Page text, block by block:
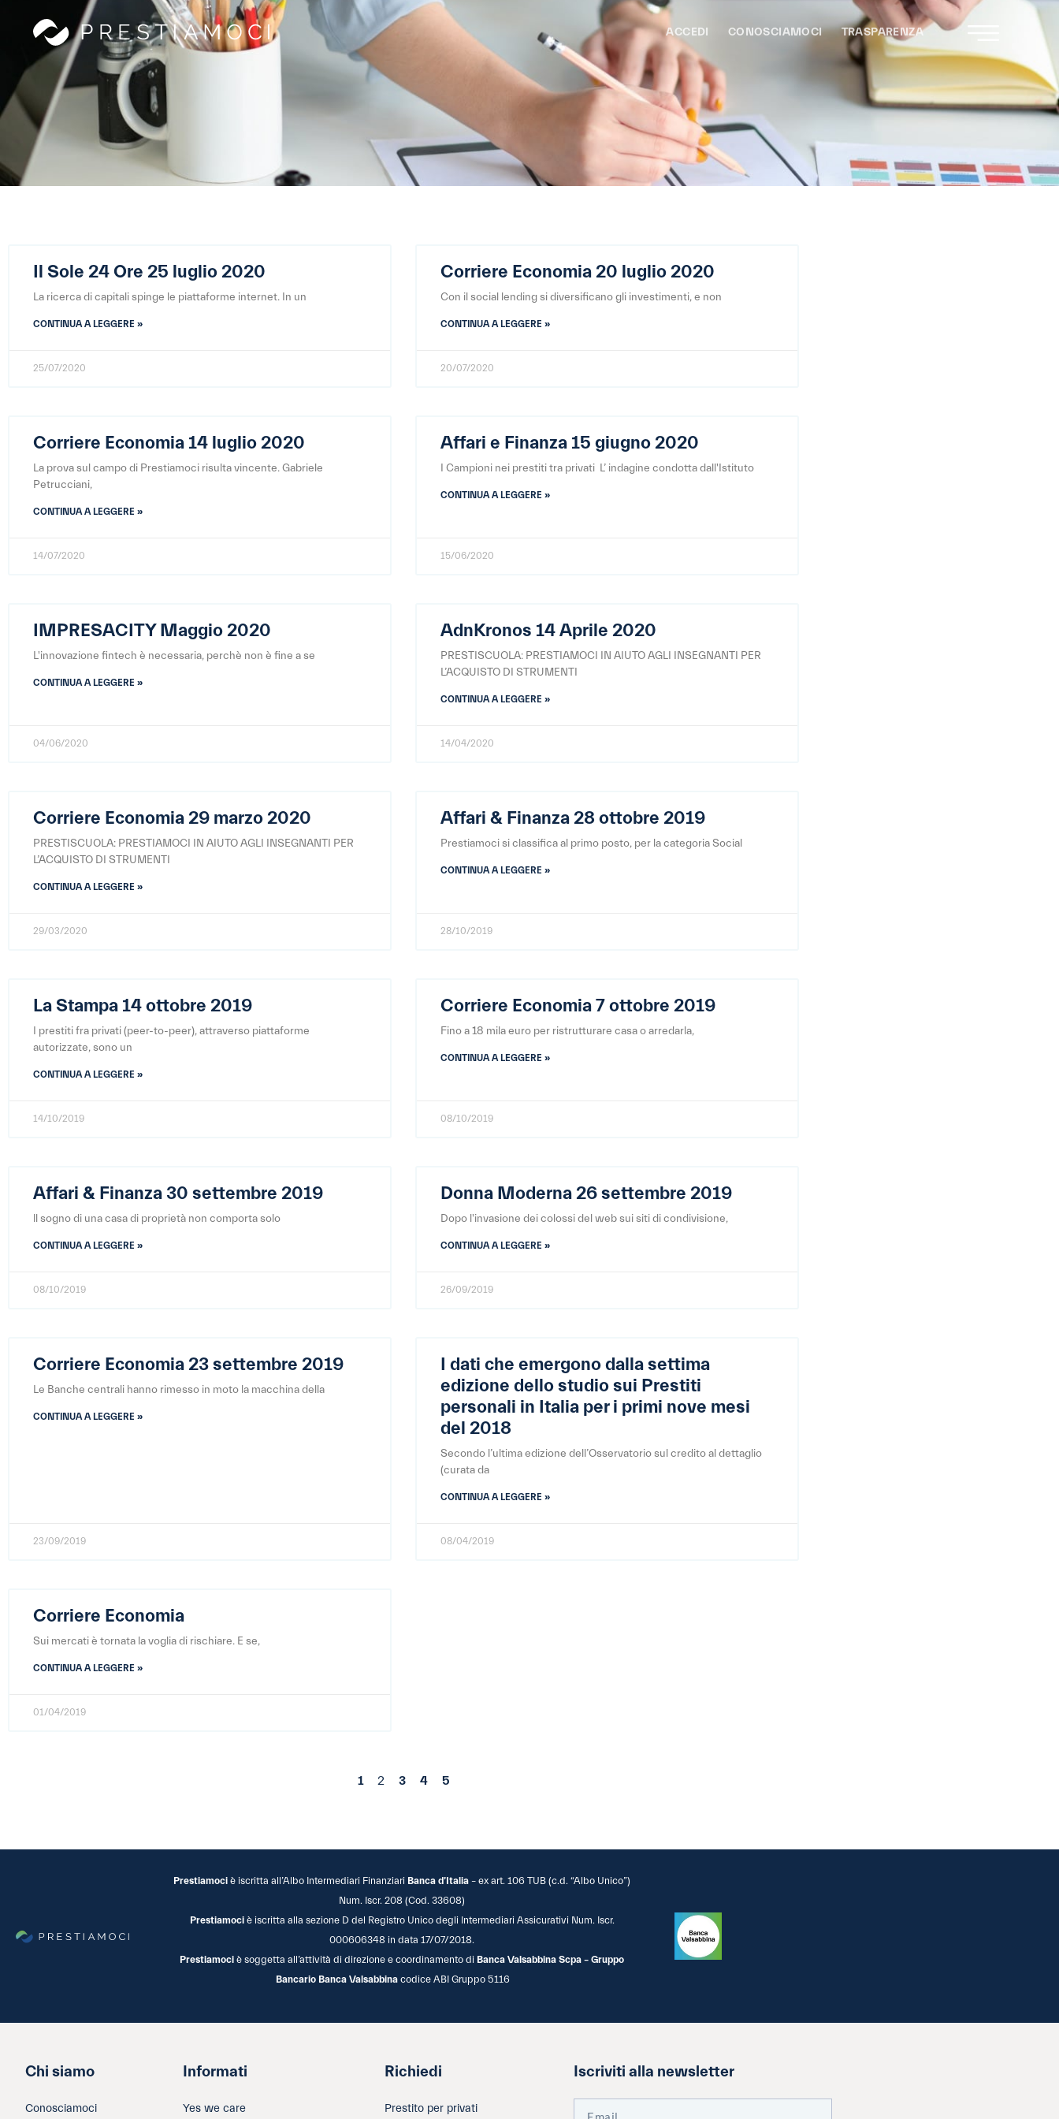
ACCEDI CONOSCIAMOCI TRASPARENZA
Il Sole 24 Ore 25 luglio 2020
La ricerca di capitali spinge le piattaforme internet. In un
CONTINUA A LEGGERE »
25/07/2020
Corriere Economia 20 luglio 2020
Con il social lending si diversificano gli investimenti, e non
CONTINUA A LEGGERE »
20/07/2020
Corriere Economia 14 luglio 2020
La prova sul campo di Prestiamoci risulta vincente. Gabriele
Petrucciani,
CONTINUA A LEGGERE »
14/07/2020
Affari e Finanza 15 giugno 2020
I Campioni nei prestiti tra privati L’ indagine condotta dall'Istituto
CONTINUA A LEGGERE »
15/06/2020
IMPRESACITY Maggio 2020
L'innovazione fintech è necessaria, perchè non è fine a se
CONTINUA A LEGGERE »
04/06/2020
AdnKronos 14 Aprile 2020
PRESTISCUOLA: PRESTIAMOCI IN AIUTO AGLI INSEGNANTI PER
L’ACQUISTO DI STRUMENTI
CONTINUA A LEGGERE »
14/04/2020
Corriere Economia 29 marzo 2020
PRESTISCUOLA: PRESTIAMOCI IN AIUTO AGLI INSEGNANTI PER
L’ACQUISTO DI STRUMENTI
CONTINUA A LEGGERE »
29/03/2020
Affari & Finanza 28 ottobre 2019
Prestiamoci si classifica al primo posto, per la categoria Social
CONTINUA A LEGGERE »
28/10/2019
La Stampa 14 ottobre 2019
I prestiti fra privati (peer-to-peer), attraverso piattaforme
autorizzate, sono un
CONTINUA A LEGGERE »
14/10/2019
Corriere Economia 7 ottobre 2019
Fino a 18 mila euro per ristrutturare casa o arredarla,
CONTINUA A LEGGERE »
08/10/2019
Affari & Finanza 30 settembre 2019
ll sogno di una casa di proprietà non comporta solo
CONTINUA A LEGGERE »
08/10/2019
Donna Moderna 26 settembre 2019
Dopo l'invasione dei colossi del web sui siti di condivisione,
CONTINUA A LEGGERE »
26/09/2019
Corriere Economia 23 settembre 2019
Le Banche centrali hanno rimesso in moto la macchina della
CONTINUA A LEGGERE »
23/09/2019
I dati che emergono dalla settima
edizione dello studio sui Prestiti
personali in Italia per i primi nove mesi
del 2018
Secondo l’ultima edizione dell’Osservatorio sul credito al dettaglio
(curata da
CONTINUA A LEGGERE »
08/04/2019
Corriere Economia
Sui mercati è tornata la voglia di rischiare. E se,
CONTINUA A LEGGERE »
01/04/2019
1 2 3 4 5
Prestiamoci è iscritta all’Albo Intermediari Finanziari Banca d’Italia – ex art. 106 TUB (c.d. “Albo Unico”)
Num. Iscr. 208 (Cod. 33608)
Prestiamociè iscritta alla sezione D del Registro Unico degli Intermediari Assicurativi Num. Iscr.
000606348 in data 17/07/2018.
Prestiamociè soggetta all’attività di direzione e coordinamento di Banca Valsabbina Scpa – Gruppo
Bancario Banca Valsabbina codice ABI Gruppo 5116
Chi siamo
Conosciamoci
Informati
Yes we care
Richiedi
Prestito per privati
Iscriviti alla newsletter